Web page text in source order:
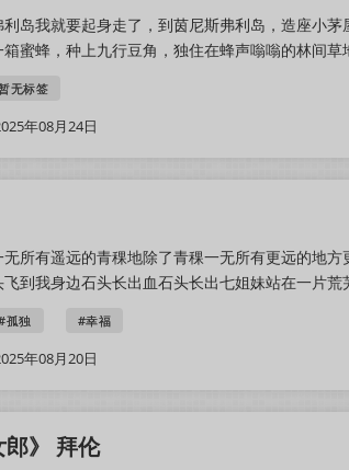
岛我就要起身走了，到茵尼斯弗利岛，造座小茅
蜜蜂，种上九行豆角，独住在蜂声嗡嗡的林间草
从晨的面纱滴落到蛐蛐歇唱的地方；那儿半...
无标签
年08月24日
所有遥远的青稞地除了青稞一无所有更远的地
到我身边石头长出血石头长出七姐妹站在一片荒
些不能触摸的姐妹这些不能触摸的血这些...
孤独 #幸福
年08月20日
郎》 拜伦